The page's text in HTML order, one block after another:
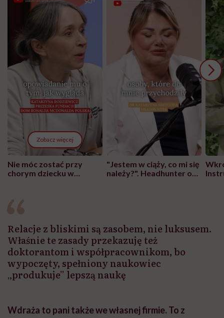
Zobacz więcej
Nie móc zostać przy
chorym dziecku w
"Jestem w ciąży, co mi się
należy?". Headhunter o
Relacje z bliskimi są zasobem, nie luksusem.
Właśnie te zasady przekazuję też
doktorantom i współpracownikom, bo
wypoczęty, spełniony naukowiec
„produkuje” lepszą naukę
Wdraża to pani także we własnej firmie. To z